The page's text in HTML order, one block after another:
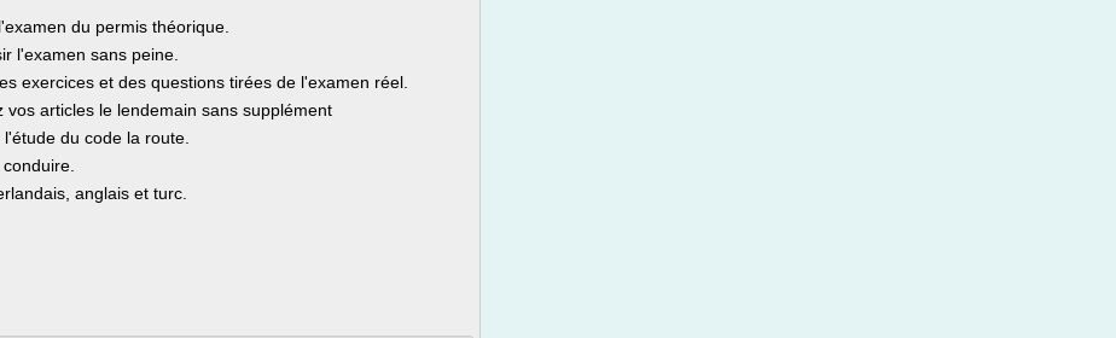
du permis théorique.
l'examen sans peine.
exercices et des questions tirées de l'examen réel.
articles le lendemain sans supplément
du code la route.
anglais et turc.